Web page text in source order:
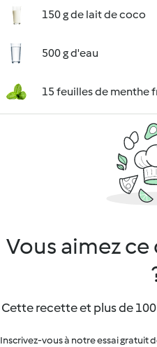
150 g de lait de coco
500 g d'eau
15 feuilles de menthe
Vous aimez
Cette recette et plus de
Inscrivez-vous à notre essai gratuit